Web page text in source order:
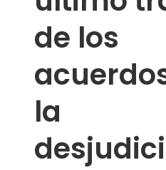
de los
la